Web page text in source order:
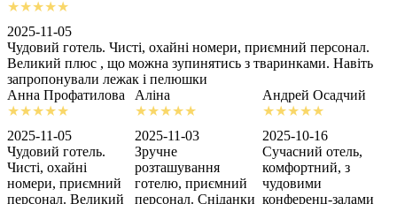
2025-11-05
Чудовий готель. Чисті, охайні номери, приємний персонал.
Великий плюс , що можна зупинятись з тваринками. Навіть
запропонували лежак і пелюшки
Анна Профатилова
2025-11-05
Чудовий готель.
Чисті, охайні
номери, приємний
персонал. Великий
Аліна
2025-11-03
Зручне
розташування
готелю, приємний
персонал. Сніданки
Андрей Осадчий
2025-10-16
Сучасний отель,
комфортний, з
чудовими
конференц-залами